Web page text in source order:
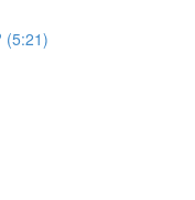
(5:21)